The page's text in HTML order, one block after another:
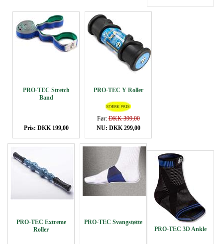
PRO-TEC Stretch
Band
Pris: DKK 199,00
PRO-TEC Y Roller
Før:DKK 399,00
NU: DKK 299,00
PRO-TEC Extreme
Roller
PRO-TEC Svangstøtte
PRO-TEC 3D Ankle